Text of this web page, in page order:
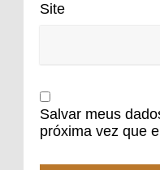
Site
Salvar meus
próxima vez que